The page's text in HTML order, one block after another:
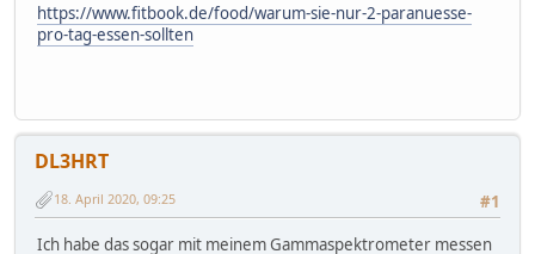
https://www.fitbook.de/food/warum-sie-nur-2-paranuesse-
pro-tag-essen-sollten
DL3HRT
#1
18. April 2020, 09:25
Ich habe das sogar mit meinem Gammaspektrometer messen